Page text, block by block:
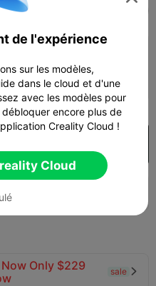
3 plates 343.62g
Only $229
sale 
de l'expérience
sur les modèles,
dans le cloud et d'une
avec les modèles pour
encore plus de
Creality Cloud !
Cloud